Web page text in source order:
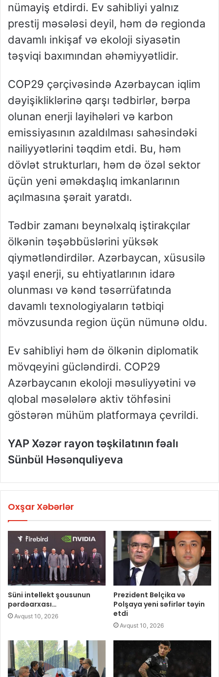
nümayiş etdirdi. Ev sahibliyi yalnız
prestij məsələsi deyil, həm də regionda
davamlı inkişaf və ekoloji siyasətin
təşviqi baxımından əhəmiyyətlidir.
COP29 çərçivəsində Azərbaycan iqlim
dəyişikliklərinə qarşı tədbirlər, bərpa
olunan enerji layihələri və karbon
emissiyasının azaldılması sahəsindəki
nailiyyətlərini təqdim etdi. Bu, həm
dövlət strukturları, həm də özəl sektor
üçün yeni əməkdaşlıq imkanlarının
açılmasına şərait yaratdı.
Tədbir zamanı beynəlxalq iştirakçılar
ölkənin təşəbbüslərini yüksək
qiymətləndirdilər. Azərbaycan, xüsusilə
yaşıl enerji, su ehtiyatlarının idarə
olunması və kənd təsərrüfatında
davamlı texnologiyaların tətbiqi
mövzusunda region üçün nümunə oldu.
Ev sahibliyi həm də ölkənin diplomatik
mövqeyini gücləndirdi. COP29
Azərbaycanın ekoloji məsuliyyətini və
qlobal məsələlərə aktiv töhfəsini
göstərən mühüm platformaya çevrildi.
YAP Xəzər rayon təşkilatının fəalı
Sünbül Həsənquliyeva
Oxşar Xəbərlər
Süni intellekt şousunun
pərdəarxası…
Avqust 10, 2026
Prezident Belçika və
Polşaya yeni səfirlər təyin
etdi
Avqust 10, 2026